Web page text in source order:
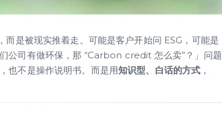
是被现实推着走。可能是客户开始问 ESG，可能是
公司有做环保，那 “Carbon credit 怎么卖”？」问题
也不是操作说明书。而是用知识型、白话的方式 ，